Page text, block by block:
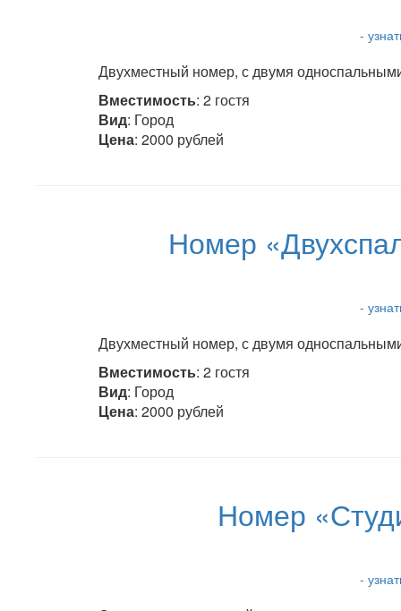
-
Двухместный номер, с двумя
Вместимость: 2 гостя
Вид: Город
Цена: 2000 рублей
Номер
-
Двухместный номер, с двумя
Вместимость: 2 гостя
Вид: Город
Цена: 2000 рублей
Номер
-